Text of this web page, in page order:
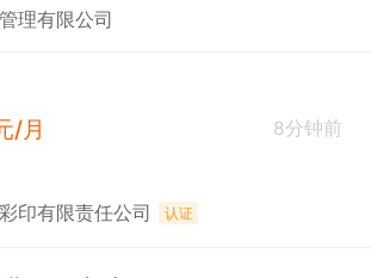
理有限公司
/月
8分钟前
印有限责任公司 认证